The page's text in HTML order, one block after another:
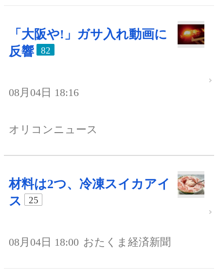
「大阪や!」ガサ入れ動画に
反響
82
08月04日 18:16
オリコンニュース
材料は2つ、冷凍スイカアイ
ス
25
08月04日 18:00 おたくま経済新聞